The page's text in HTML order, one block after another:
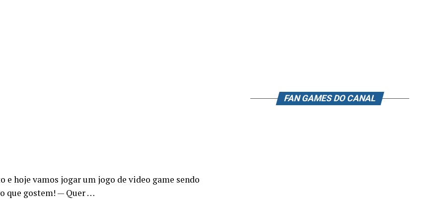
e hoje vamos jogar um jogo de video game sendo
que gostem! — Quer …
FAN GAMES DO CANAL